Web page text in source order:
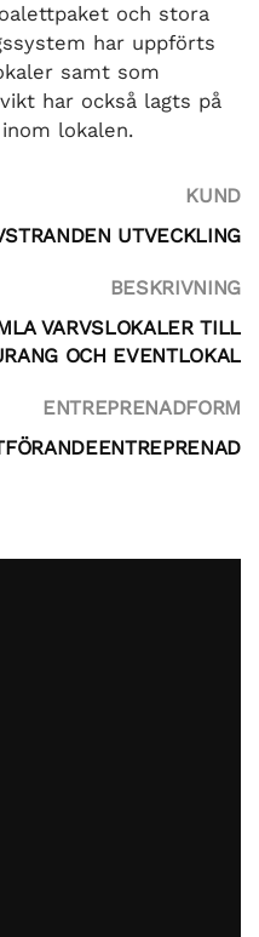
och stora
har uppförts
samt som
har också lagts på
lokalen.
KUND
UTVECKLING
BESKRIVNING
VARVSLOKALER TILL
OCH EVENTLOKAL
ENTREPRENADFORM